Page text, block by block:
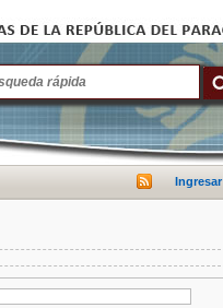
Ingresar